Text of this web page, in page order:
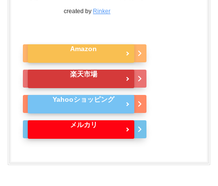
created by Rinker
Amazon
楽天市場
Yahooショッピング
メルカリ